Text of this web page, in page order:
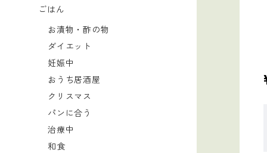
ごはん
お漬物・酢の物
ダイエット
妊娠中
おうち居酒屋
クリスマス
パンに合う
治療中
和食